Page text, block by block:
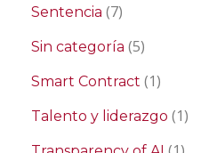
Sentencia (7)
Sin categoría (5)
Smart Contract (1)
Talento y liderazgo (1)